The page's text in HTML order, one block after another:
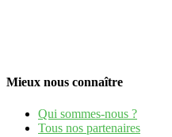
Mieux nous connaître
Qui sommes-nous ?
Tous nos partenaires